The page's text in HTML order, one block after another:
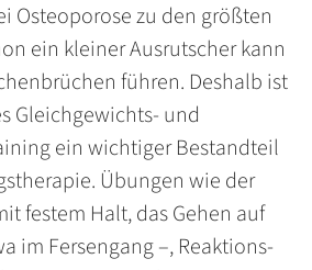
Osteoporose zu den größten
ein kleiner Ausrutscher kann
führen. Deshalb ist
Gleichgewichts- und
ein wichtiger Bestandteil
Übungen wie der
festem Halt, das Gehen auf
im Fersengang –, Reaktions-